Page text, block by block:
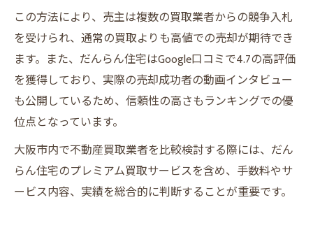
この方法により、売主は複数の買取業者からの競争入札
を受けられ、通常の買取よりも高値での売却が期待でき
ます。また、だんらん住宅はGoogle口コミで4.7の高評価
を獲得しており、実際の売却成功者の動画インタビュー
も公開しているため、信頼性の高さもランキングでの優
位点となっています。
大阪市内で不動産買取業者を比較検討する際には、だん
らん住宅のプレミアム買取サービスを含め、手数料やサ
ービス内容、実績を総合的に判断することが重要です。